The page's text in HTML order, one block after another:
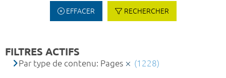
EFFACER RECHERCHER
FILTRES ACTIFS
Par type de contenu: Pages (1228)